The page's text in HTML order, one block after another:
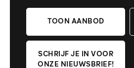
TOON AANBOD
SCHRIJF JE IN VOOR
ONZE NIEUWSBRIEF!